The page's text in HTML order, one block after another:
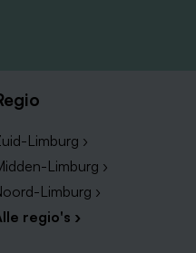
Limburg ›
Limburg ›
Limburg ›
regio's ›